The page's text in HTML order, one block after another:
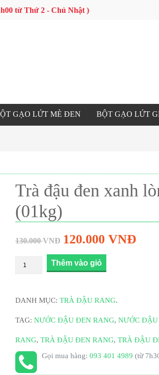
từ Thứ 2 - Chủ Nhật )
GẠO LỨT MÈ ĐEN BỘT GẠO LỨT
Trà đậu đen xanh
(01kg)
130.000VNĐ 120.000 VNĐ
Thêm vào giỏ
DANH MỤC: TRÀ ĐẬU RANG.
TAG: NƯỚC ĐẬU ĐEN RANG, NƯỚC
RANG, TRÀ ĐẬU ĐEN RANG, TRÀ ĐẬU
Gọi mua hàng: 093 401 4989 (từ